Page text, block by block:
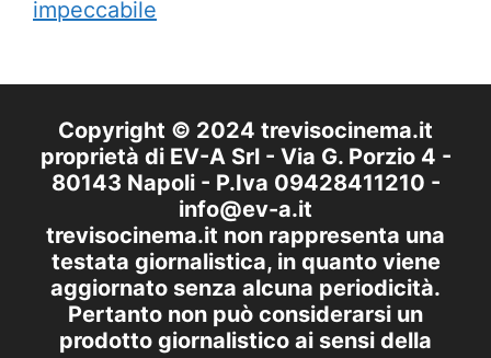
impeccabile
Copyright © 2024 trevisocinema.it
proprietà di EV-A Srl - Via G. Porzio 4 -
80143 Napoli - P.Iva 09428411210 -
info@ev-a.it
trevisocinema.it non rappresenta una
testata giornalistica, in quanto viene
aggiornato senza alcuna periodicità.
Pertanto non può considerarsi un
prodotto giornalistico ai sensi della